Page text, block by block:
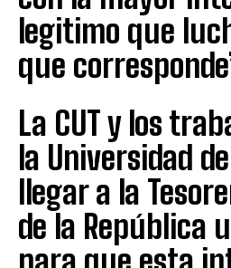
legitimo que
que
La CUT y los
la Universidad
llegar a la
de la República